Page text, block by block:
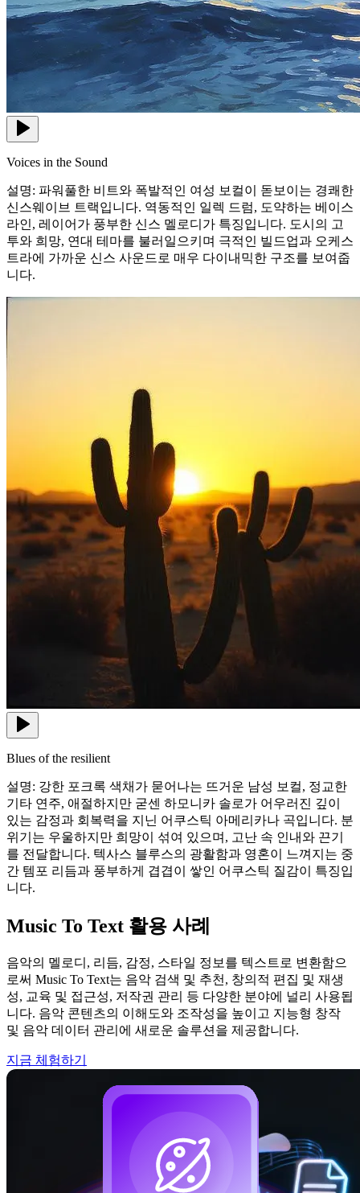
Voices in the Sound
설명: 파워풀한 비트와 폭발적인 여성 보컬이 돋보이는 경쾌한
신스웨이브 트랙입니다. 역동적인 일렉 드럼, 도약하는 베이스
라인, 레이어가 풍부한 신스 멜로디가 특징입니다. 도시의 고
투와 희망, 연대 테마를 불러일으키며 극적인 빌드업과 오케스
트라에 가까운 신스 사운드로 매우 다이내믹한 구조를 보여줍
니다.
Blues of the resilient
설명: 강한 포크록 색채가 묻어나는 뜨거운 남성 보컬, 정교한
기타 연주, 애절하지만 굳센 하모니카 솔로가 어우러진 깊이
있는 감정과 회복력을 지닌 어쿠스틱 아메리카나 곡입니다. 분
위기는 우울하지만 희망이 섞여 있으며, 고난 속 인내와 끈기
를 전달합니다. 텍사스 블루스의 광활함과 영혼이 느껴지는 중
간 템포 리듬과 풍부하게 겹겹이 쌓인 어쿠스틱 질감이 특징입
니다.
Music To Text 활용 사례
음악의 멜로디, 리듬, 감정, 스타일 정보를 텍스트로 변환함으
로써 Music To Text는 음악 검색 및 추천, 창의적 편집 및 재생
성, 교육 및 접근성, 저작권 관리 등 다양한 분야에 널리 사용됩
니다. 음악 콘텐츠의 이해도와 조작성을 높이고 지능형 창작
및 음악 데이터 관리에 새로운 솔루션을 제공합니다.
지금 체험하기